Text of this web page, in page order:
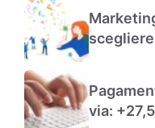
via: